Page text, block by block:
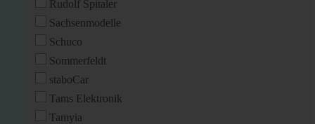
Rudolf Spitaler
Sachsenmodelle
Schuco
Sommerfeldt
staboCar
Tams Elektronik
Tamyia